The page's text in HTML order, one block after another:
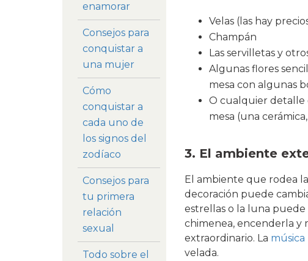
Velas (las hay
Champán
Las servilletas y
Algunas flores
mesa con algunas
O cualquier detalle
mesa (una
3. El ambiente
El ambiente que rodea
decoración puede
estrellas o la luna puede
chimenea, encenderla y
extraordinario. La
velada.
enamorar
Consejos para
conquistar a
una mujer
Cómo
conquistar a
cada uno de
los signos del
zodíaco
Consejos para
tu primera
relación
sexual
Todo sobre el